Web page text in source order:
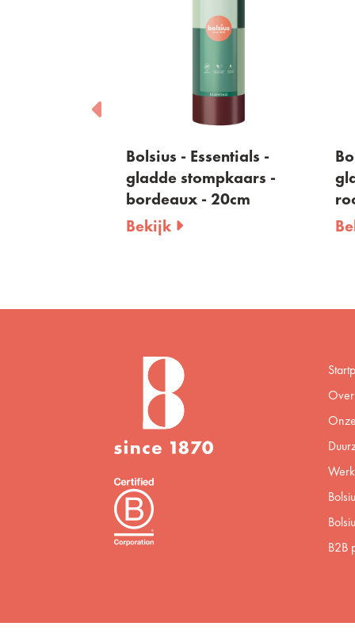
Bolsius - Essentials -
gladde stompkaars -
bordeaux - 20cm
Bekijk
Over
B2B